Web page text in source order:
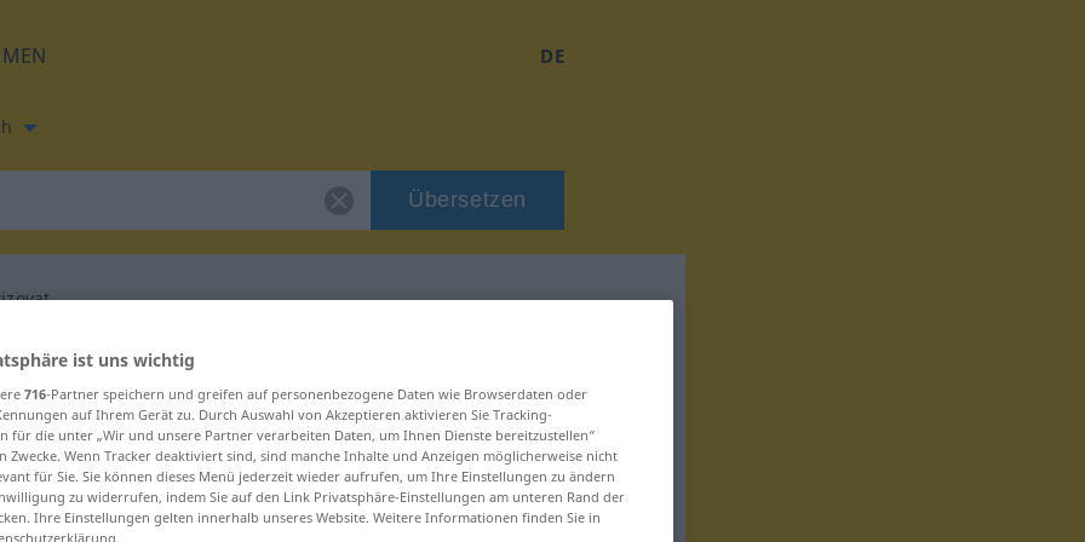
DE
Übersetzen
für "inventarizovat"
ist uns wichtig
716-Partner speichern und greifen auf personenbezogene Daten wie Browserdaten oder
auf Ihrem Gerät zu. Durch Auswahl von Akzeptieren aktivieren Sie Tracking-
für die unter „Wir und unsere Partner verarbeiten Daten, um Ihnen Dienste bereitzustellen“
Zwecke. Wenn Tracker deaktiviert sind, sind manche Inhalte und Anzeigen möglicherweise nicht
für Sie. Sie können dieses Menü jederzeit wieder aufrufen, um Ihre Einstellungen zu ändern
zu widerrufen, indem Sie auf den Link Privatsphäre-Einstellungen am unteren Rand der
Ihre Einstellungen gelten innerhalb unseres Website. Weitere Informationen finden Sie in